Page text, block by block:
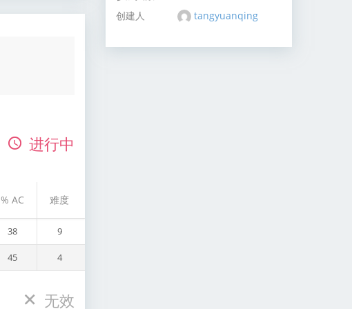
进行中
% AC 难度
38 9
45 4
无效
创建人
tangyuanqing